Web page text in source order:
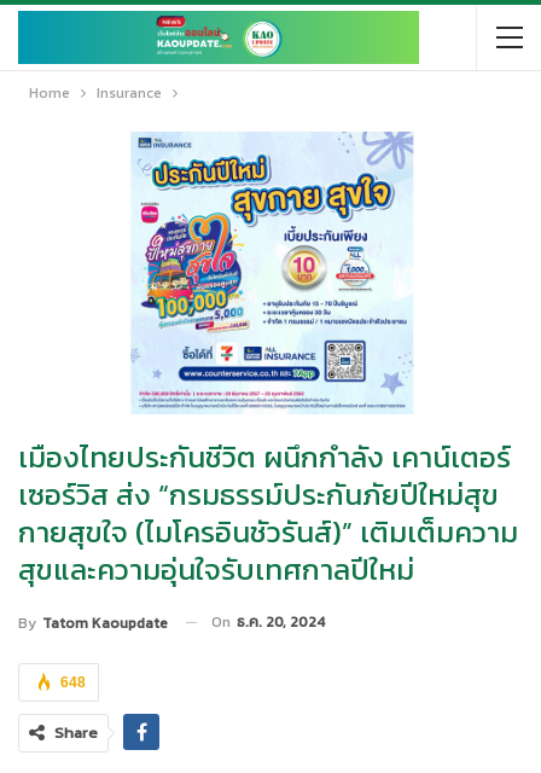
Home Insurance
เมืองไทยประกันชีวิต ผนึกกำลัง เคาน์เตอร์
เซอร์วิส ส่ง “กรมธรรม์ประกันภัยปีใหม่สุข
กายสุขใจ (ไมโครอินชัวรันส์)” เติมเต็มความ
สุขและความอุ่นใจรับเทศกาลปีใหม่
By Tatom Kaoupdate On ธ.ค. 20, 2024
648
Share